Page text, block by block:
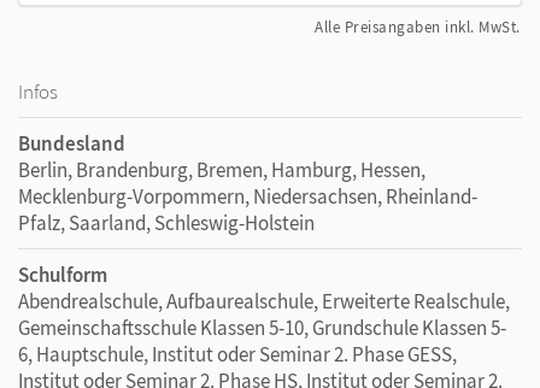
Alle Preisangaben inkl. MwSt.
Infos
Bundesland
Berlin, Brandenburg, Bremen, Hamburg, Hessen,
Mecklenburg-Vorpommern, Niedersachsen, Rheinland-
Pfalz, Saarland, Schleswig-Holstein
Schulform
Abendrealschule, Aufbaurealschule, Erweiterte Realschule,
Gemeinschaftsschule Klassen 5-10, Grundschule Klassen 5-
6, Hauptschule, Institut oder Seminar 2. Phase GESS,
Institut oder Seminar 2. Phase HS, Institut oder Seminar 2.